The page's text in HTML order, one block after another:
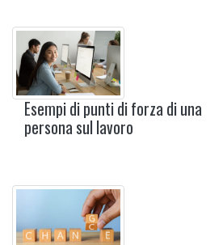
Esempi di punti di forza di una
persona sul lavoro